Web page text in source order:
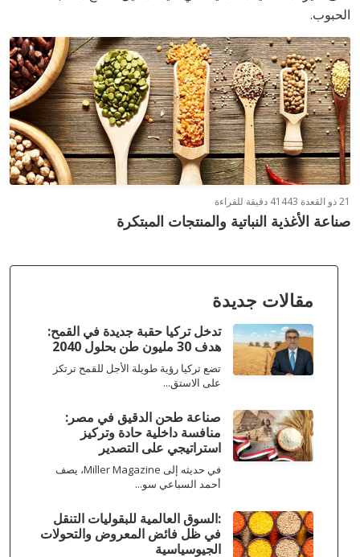
الحبوب.
21 ذو القعدة 1443 4 دقيقة للقراءة
صناعة الأغذية النباتية والمنتجات المبتكرة
مقالات جديدة
تدخل تركيا حقبة جديدة في القمح:
هدف 30 مليون طن بحلول 2040
تضع تركيا رؤية طويلة الأجل للقمح ترتكز
على الاستق...
صناعة طحن الدقيق في مصر:
منافسة داخلية حادة وتركيز
استراتيجي على التصدير
في حديثه إلى Miller Magazine، يصف
أحمد السباعي سو...
:السوق العالمية للبقوليات التنقل
في ظل فائض المعروض والتحولات
الجيوسياسية